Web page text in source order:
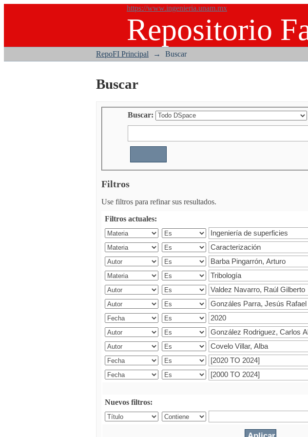
https://www.ingenieria.unam.mx
Repositorio
Buscar
RepoFI Principal → Buscar
Buscar
Buscar:
Filtros
Use filtros para refinar sus resultados.
Filtros actuales:
Nuevos filtros: